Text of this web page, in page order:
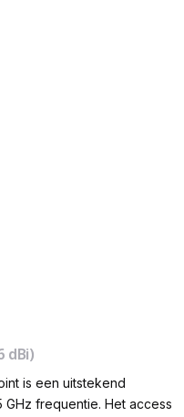
dBi)
is een uitstekend
frequentie. Het access